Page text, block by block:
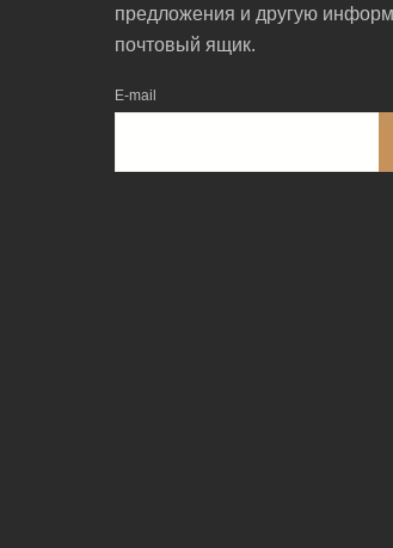
предложения и другую
почтовый ящик.
E-mail